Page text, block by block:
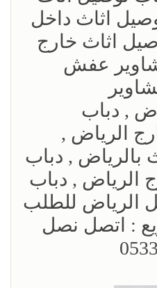
اثاث داخل
اثاث خارج
عفش
, دباب
الرياض ,
بالرياض , دباب
الرياض , دباب
الرياض للطلب
: اتصل نصل